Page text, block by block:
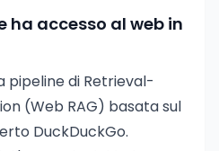
ha accesso al web in
pipeline di Retrieval-
(Web RAG) basata sul
DuckDuckGo.